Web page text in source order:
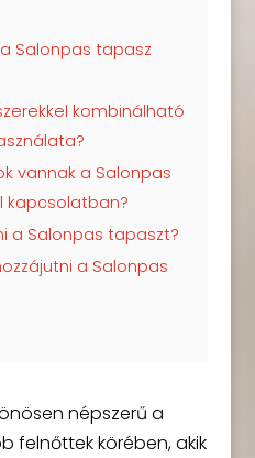
Salonpas tapasz
kombinálható
vannak a Salonpas
kapcsolatban?
a Salonpas tapaszt?
a Salonpas
népszerű a
felnőttek körében, akik